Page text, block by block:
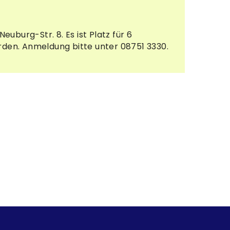
Str. 8. Es ist Platz für 6
Anmeldung bitte unter 08751 3330.